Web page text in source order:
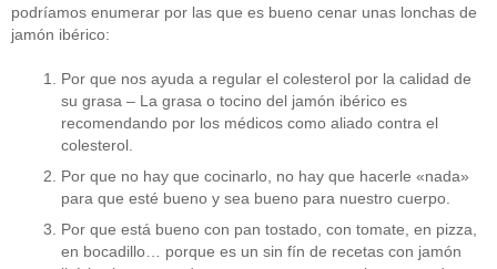
podríamos enumerar por las que es bueno cenar unas lonchas de
jamón ibérico:
Por que nos ayuda a regular el colesterol por la calidad de
su grasa – La grasa o tocino del jamón ibérico es
recomendando por los médicos como aliado contra el
colesterol.
Por que no hay que cocinarlo, no hay que hacerle «nada»
para que esté bueno y sea bueno para nuestro cuerpo.
Por que está bueno con pan tostado, con tomate, en pizza,
en bocadillo… porque es un sin fín de recetas con jamón